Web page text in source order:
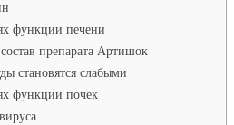
функции печени
препарата Артишок
становятся слабыми
функции почек